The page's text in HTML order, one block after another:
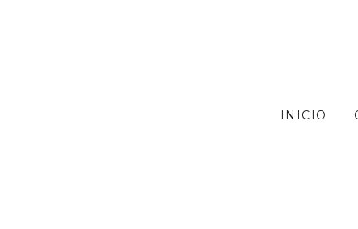
INICIO